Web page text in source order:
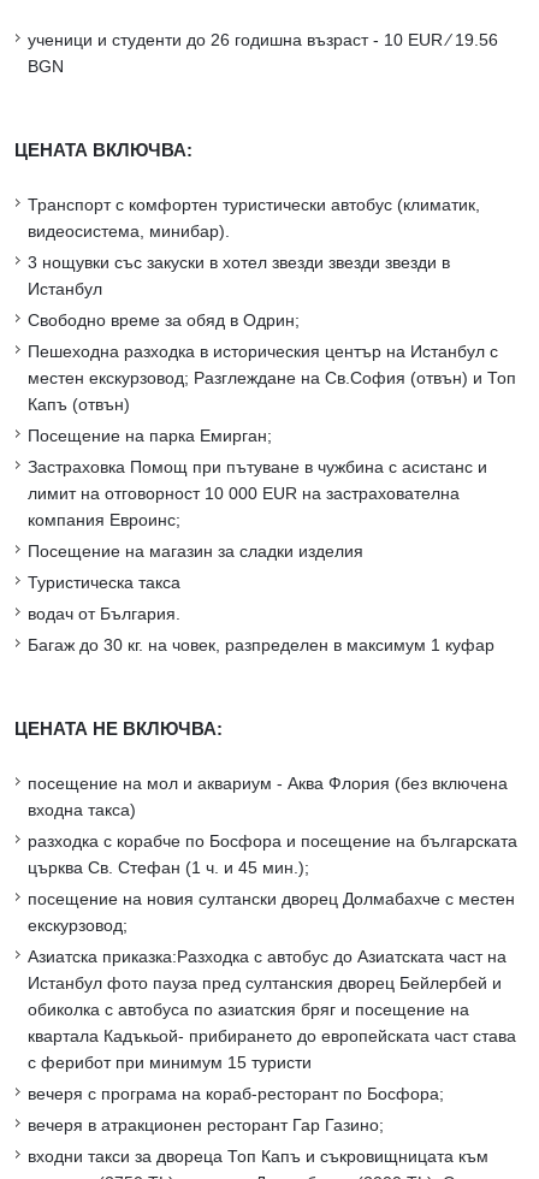
ученици и студенти до 26 годишна възраст - 10 EUR ∕ 19.56
BGN
ЦЕНАТА ВКЛЮЧВА:
Транспорт с комфортен туристически автобус (климатик,
видеосистема, минибар).
3 нощувки със закуски в хотел звезди звезди звезди в
Истанбул
Свободно време за обяд в Одрин;
Пешеходна разходка в историческия център на Истанбул с
местен екскурзовод; Разглеждане на Св.София (отвън) и Топ
Капъ (отвън)
Посещение на парка Емирган;
Застраховка Помощ при пътуване в чужбина с асистанс и
лимит на отговорност 10 000 EUR на застрахователна
компания Евроинс;
Посещение на магазин за сладки изделия
Туристическа такса
водач от България.
Багаж до 30 кг. на човек, разпределен в максимум 1 куфар
ЦЕНАТА НЕ ВКЛЮЧВА:
посещение на мол и аквариум - Аква Флория (без включена
входна такса)
разходка с корабче по Босфора и посещение на българската
църква Св. Стефан (1 ч. и 45 мин.);
посещение на новия султански дворец Долмабахче с местен
екскурзовод;
Азиатска приказка:Разходка с автобус до Азиатската част на
Истанбул фото пауза пред султанския дворец Бейлербей и
обиколка с автобуса по азиатския бряг и посещение на
квартала Кадъкьой- прибирането до европейската част става
с ферибот при минимум 15 туристи
вечеря с програма на кораб-ресторант по Босфора;
вечеря в атракционен ресторант Гар Газино;
входни такси за двореца Топ Капъ и съкровищницата към